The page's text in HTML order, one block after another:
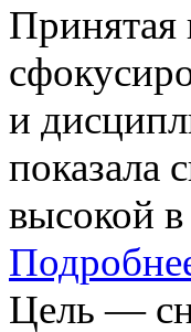
Принятая
и
показала
высокой
Цель —